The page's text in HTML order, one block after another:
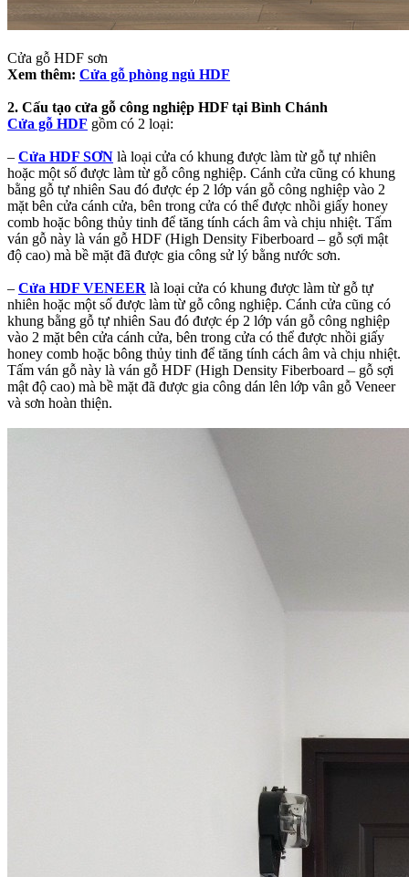
Cửa gỗ HDF sơn
Xem thêm: Cửa gỗ phòng ngủ HDF
2. Cấu tạo cửa gỗ công nghiệp HDF tại Bình Chánh
Cửa gỗ HDF gồm có 2 loại:
– Cửa HDF SƠN là loại cửa có khung được làm từ gỗ tự nhiên
hoặc một số được làm từ gỗ công nghiệp. Cánh cửa cũng có khung
bằng gỗ tự nhiên Sau đó được ép 2 lớp ván gỗ công nghiệp vào 2
mặt bên cửa cánh cửa, bên trong cửa có thể được nhồi giấy honey
comb hoặc bông thủy tinh để tăng tính cách âm và chịu nhiệt. Tấm
ván gỗ này là ván gỗ HDF (High Density Fiberboard – gỗ sợi mật
độ cao) mà bề mặt đã được gia công sử lý bằng nước sơn.
– Cửa HDF VENEER là loại cửa có khung được làm từ gỗ tự
nhiên hoặc một số được làm từ gỗ công nghiệp. Cánh cửa cũng có
khung bằng gỗ tự nhiên Sau đó được ép 2 lớp ván gỗ công nghiệp
vào 2 mặt bên cửa cánh cửa, bên trong cửa có thể được nhồi giấy
honey comb hoặc bông thủy tinh để tăng tính cách âm và chịu nhiệt.
Tấm ván gỗ này là ván gỗ HDF (High Density Fiberboard – gỗ sợi
mật độ cao) mà bề mặt đã được gia công dán lên lớp vân gỗ Veneer
và sơn hoàn thiện.